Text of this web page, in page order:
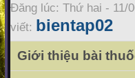
Đăng lúc: Thứ hai - 11/
viết: bientap02
Giới thiệu bài